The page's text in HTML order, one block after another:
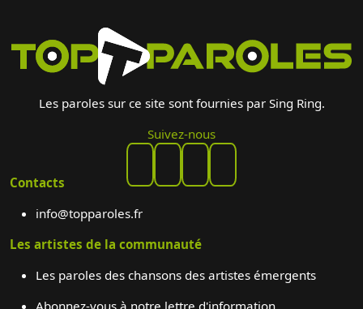
Les paroles sur ce site sont fournies par Sing Ring.
Suivez-nous
Contacts
info@topparoles.fr
Les artistes de la communauté
Les paroles des chansons des artistes émergents